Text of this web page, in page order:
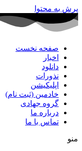
پرش به محتوا
صفحه نخست
اخبار
دانلود
نذورات
اپلیکیشن
خادمین (ثبت نام)
گروه جهادی
درباره ما
تماس با ما
منو